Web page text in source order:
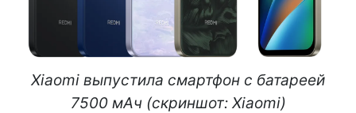
Xiaomi выпустила смартфон с батареей
7500 мАч (скриншот: Xiaomi)